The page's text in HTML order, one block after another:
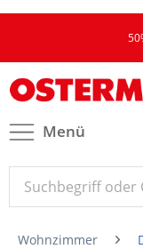
Menü
Wohnzimmer